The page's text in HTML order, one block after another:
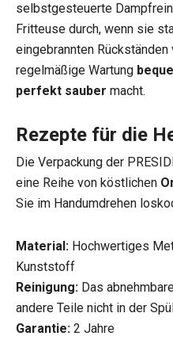
selbstgesteuerte
Fritteuse durch, wenn sie
eingebrannten
regelmäßige Wartung
perfekt sauber macht.
Rezepte für die
Die Verpackung der
eine Reihe von köstlichen
Sie im Handumdrehen
Material: Hochwertiges
Kunststoff
Reinigung: Das
andere Teile nicht in der
Garantie: 2 Jahre